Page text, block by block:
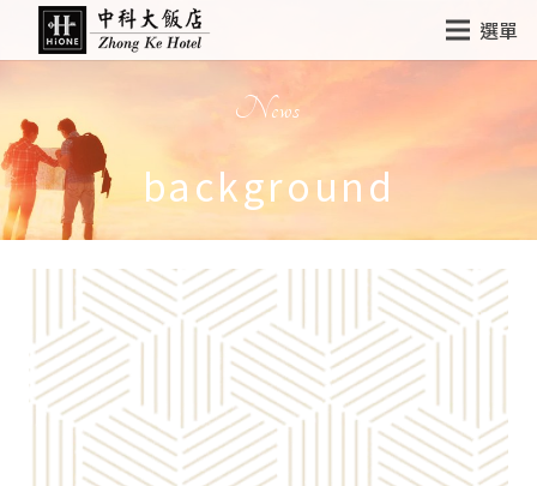
選單
News
background